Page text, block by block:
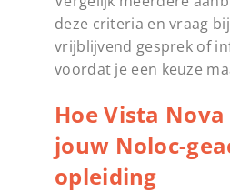
deze criteria en vraag
vrijblijvend gesprek of
voordat je een keuze
Hoe Vista
jouw Noloc-
opleiding